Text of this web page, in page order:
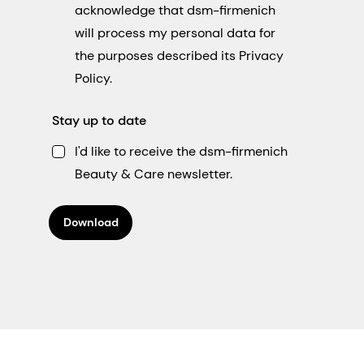
acknowledge that dsm-firmenich
will process my personal data for
the purposes described its Privacy
Policy.
Stay up to date
I'd like to receive the dsm-firmenich
Beauty & Care newsletter.
Download